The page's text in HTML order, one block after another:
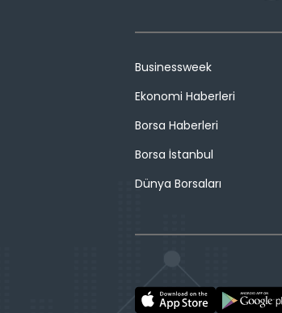
Businessweek
Ekonomi Haberleri
Borsa Haberleri
Borsa İstanbul
Dünya Borsaları